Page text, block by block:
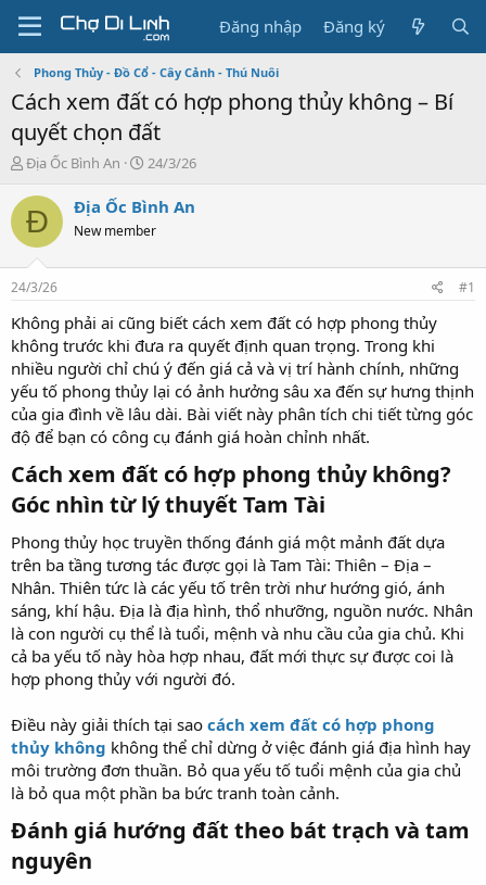
Đăng nhập Đăng ký
Phong Thủy - Đồ Cổ - Cây Cảnh - Thú Nuôi
Cách xem đất có hợp phong thủy không – Bí
quyết chọn đất
T
r
e
a
s
t
a
t
e
r
Địa Ốc Bình An
N
à
g
24/3/26
Đ Địa Ốc Bình An
New member
24/3/26 #1
Không phải ai cũng biết cách xem đất có hợp phong thủy
không trước khi đưa ra quyết định quan trọng. Trong khi
nhiều người chỉ chú ý đến giá cả và vị trí hành chính, những
yếu tố phong thủy lại có ảnh hưởng sâu xa đến sự hưng thịnh
của gia đình về lâu dài. Bài viết này phân tích chi tiết từng góc
độ để bạn có công cụ đánh giá hoàn chỉnh nhất.
Cách xem đất có hợp phong thủy không?
Góc nhìn từ lý thuyết Tam Tài​
Phong thủy học truyền thống đánh giá một mảnh đất dựa
trên ba tầng tương tác được gọi là Tam Tài: Thiên – Địa –
Nhân. Thiên tức là các yếu tố trên trời như hướng gió, ánh
sáng, khí hậu. Địa là địa hình, thổ nhưỡng, nguồn nước. Nhân
là con người cụ thể là tuổi, mệnh và nhu cầu của gia chủ. Khi
cả ba yếu tố này hòa hợp nhau, đất mới thực sự được coi là
hợp phong thủy với người đó.
Điều này giải thích tại sao cách xem đất có hợp phong
thủy không không thể chỉ dừng ở việc đánh giá địa hình hay
môi trường đơn thuần. Bỏ qua yếu tố tuổi mệnh của gia chủ
là bỏ qua một phần ba bức tranh toàn cảnh.
Đánh giá hướng đất theo bát trạch và tam
nguyên​